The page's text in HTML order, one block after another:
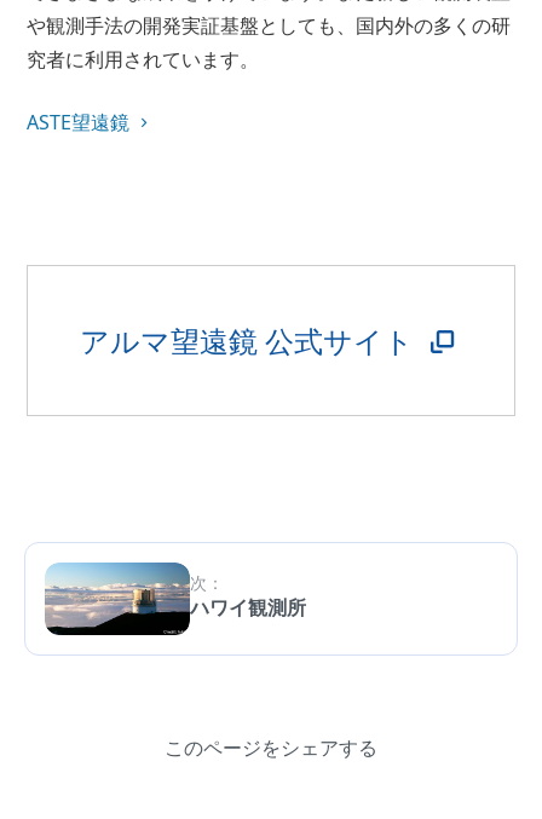
や観測手法の開発実証基盤としても、国内外の多くの研
究者に利用されています。
ASTE望遠鏡
アルマ望遠鏡 公式サイト
次：
ハワイ観測所
このページをシェアする